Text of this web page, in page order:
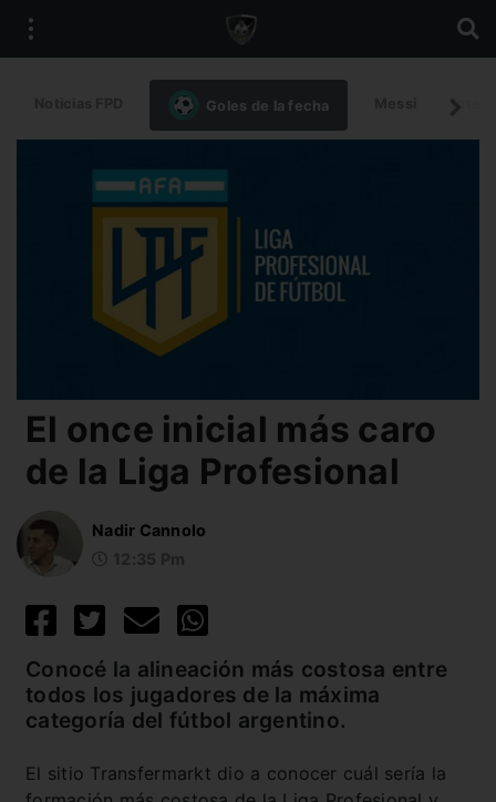
Goles de la fecha
El once inicial más caro
de la Liga Profesional
Nadir Cannolo
Conocé la alineación más costosa entre
todos los jugadores de la máxima
categoría del fútbol argentino.
El sitio Transfermarkt dio a conocer cuál sería la